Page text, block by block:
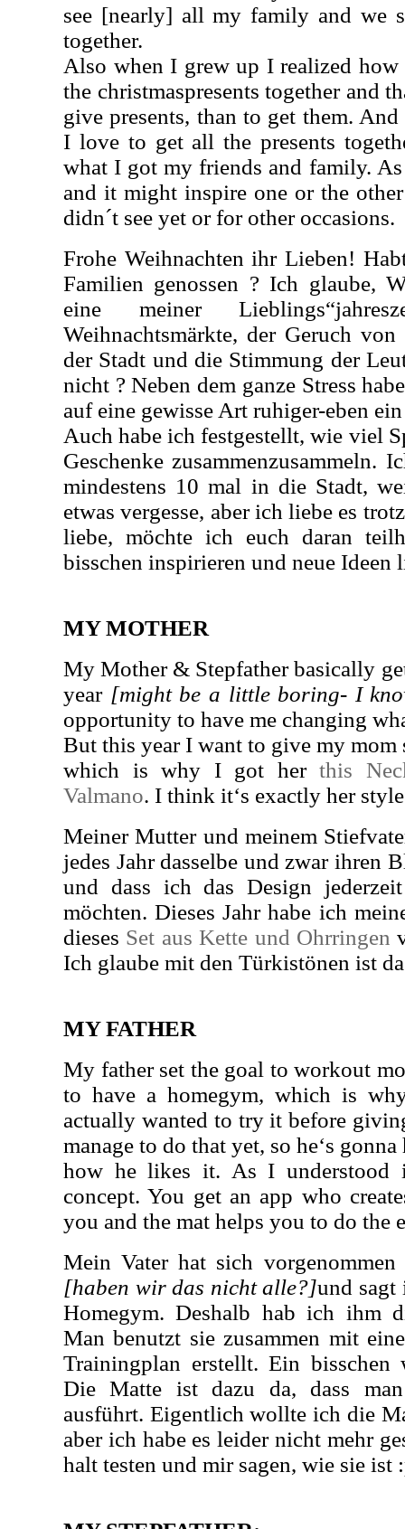
see [nearly] all my family and we
together.
Also when I grew up I realized
the christmaspresents together and
give presents, than to get them. And
I love to get all the presents
what I got my friends and family.
and it might inspire one or the
didn´t see yet or for other occasions.
Frohe Weihnachten ihr Lieben!
Familien genossen ? Ich glaube,
eine meiner
Weihnachtsmärkte, der Geruch
der Stadt und die Stimmung der
nicht ? Neben dem ganze Stress
auf eine gewisse Art ruhiger-eben
Auch habe ich festgestellt, wie viel
Geschenke zusammenzusammeln.
mindestens 10 mal in die Stadt,
etwas vergesse, aber ich liebe es
liebe, möchte ich euch daran
bisschen inspirieren und neue Ideen
MY MOTHER
My Mother & Stepfather basically
year [might be a little boring- I
opportunity to have me changing
But this year I want to give my mom
which is why I got herthis
Valmano. I think it‘s exactly her
Meiner Mutter und meinem
jedes Jahr dasselbe und zwar ihren
und dass ich das Design
möchten. Dieses Jahr habe ich
dieses Set aus Kette und Ohrringen
Ich glaube mit den Türkistönen ist
MY FATHER
My father set the goal to workout
to have a homegym, which is
actually wanted to try it before
manage to do that yet, so he‘s
how he likes it. As I understood
concept. You get an app who
you and the mat helps you to do the
Mein Vater hat sich
[haben wir das nicht alle?]und sagt
Homegym. Deshalb hab ich ihm
Man benutzt sie zusammen mit
Trainingplan erstellt. Ein bisschen
Die Matte ist dazu da, dass
ausführt. Eigentlich wollte ich die
aber ich habe es leider nicht mehr
halt testen und mir sagen, wie sie ist